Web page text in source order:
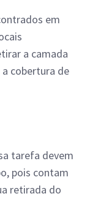
em
a camada
cobertura de
tarefa devem
pois contam
retirada do